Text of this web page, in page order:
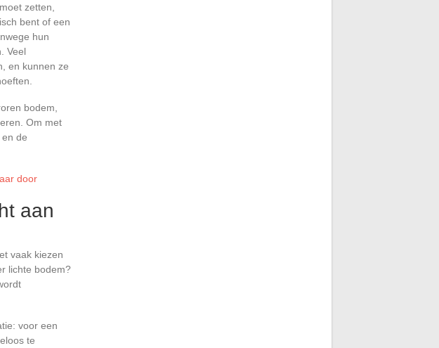
zetten,
bent of een
hun
Veel
en kunnen ze
bodem,
Om met
de
door
aan
vaak kiezen
lichte bodem?
voor een
te